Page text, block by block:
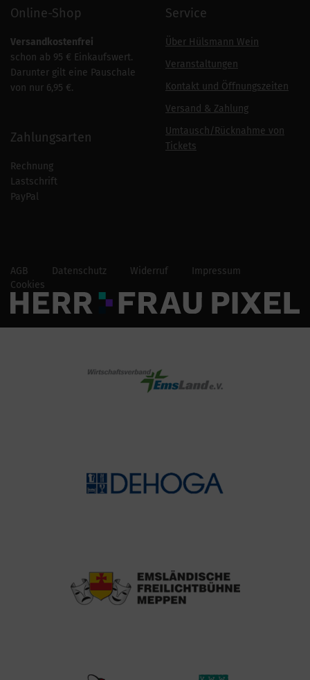
Online-Shop
Versandkostenfrei
schon ab 95 € Einkaufswert.
Darunter gilt eine Pauschale
von nur 6,95 €.
Zahlungsarten
Rechnung
Lastschrift
PayPal
Service
Über Hülsmann Wein
Veranstaltungen
Kontakt und Öffnungszeiten
Versand & Zahlung
Umtausch/Rücknahme von
Tickets
AGB Datenschutz Widerruf
Impressum
Cookies